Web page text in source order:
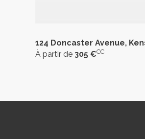
124 Doncaster Avenue,
À partir de 305 €CC